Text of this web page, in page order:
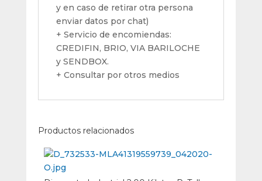
y en caso de retirar otra persona
enviar datos por chat)
+ Servicio de encomiendas:
CREDIFIN, BRIO, VIA BARILOCHE
y SENDBOX.
+ Consultar por otros medios
Productos relacionados